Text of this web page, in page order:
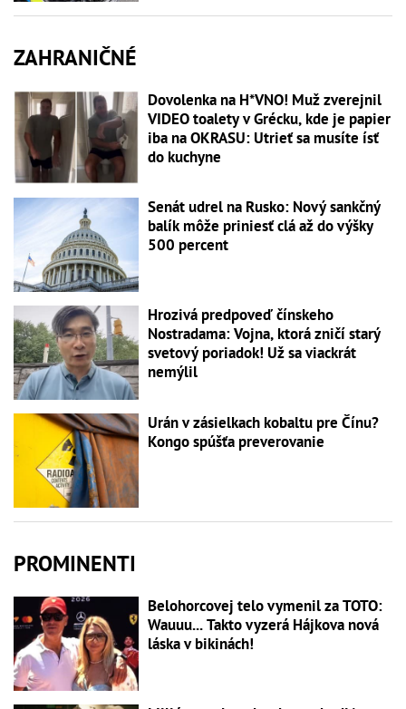
ZAHRANIČNÉ
Dovolenka na H*VNO! Muž zverejnil
VIDEO toalety v Grécku, kde je papier
iba na OKRASU: Utrieť sa musíte ísť
do kuchyne
Senát udrel na Rusko: Nový sankčný
balík môže priniesť clá až do výšky
500 percent
Hrozivá predpoveď čínskeho
Nostradama: Vojna, ktorá zničí starý
svetový poriadok! Už sa viackrát
nemýlil
Urán v zásielkach kobaltu pre Čínu?
Kongo spúšťa preverovanie
PROMINENTI
Belohorcovej telo vymenil za TOTO:
Wauuu... Takto vyzerá Hájkova nová
láska v bikinách!